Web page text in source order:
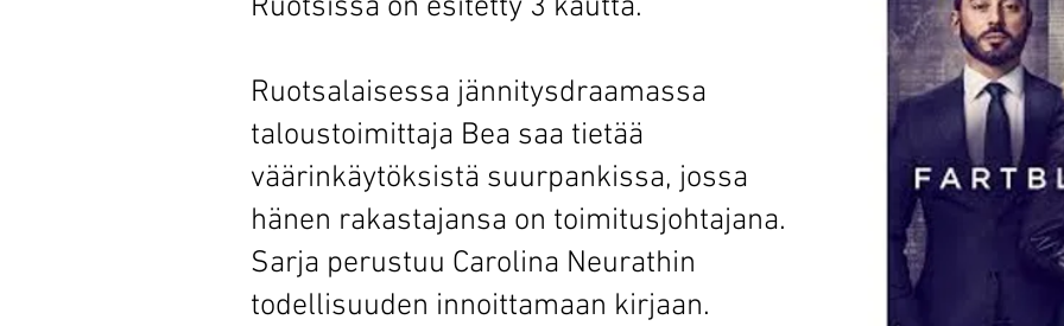
Ruotsissa on esitetty 3 kautta.
Ruotsalaisessa jännitysdraamassa
taloustoimittaja Bea saa tietää
väärinkäytöksistä suurpankissa, jossa
hänen rakastajansa on toimitusjohtajana.
Sarja perustuu Carolina Neurathin
todellisuuden innoittamaan kirjaan.